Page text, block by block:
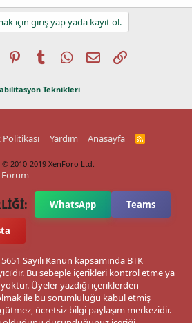
için giriş yap yada kayıt ol.
PinterestTumblrWhatsApp
E-postaLink
Teknikleri
Yardım Anasayfa
R
© 2010-2019 XenForo Ltd.
WhatsApp Teams
Sayılı Kanun kapsamında BTK
Bu sebeple içerikleri kontrol etme ya
Üyeler yazdığı içeriklerden
ile bu sorumluluğu kabul etmiş
gütmez, ücretsiz bilgi paylaşım merkezidir.